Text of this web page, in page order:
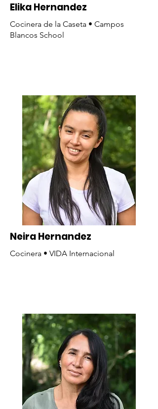
Elika Hernandez
Cocinera de la Caseta • Campos
Blancos School
Neira Hernandez
Cocinera • VIDA Internacional